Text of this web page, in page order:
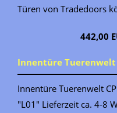
Türen von Tradedoors
442,00
Innentüre Tuerenwelt
Innentüre Tuerenwelt
"L01" Lieferzeit ca. 4-8